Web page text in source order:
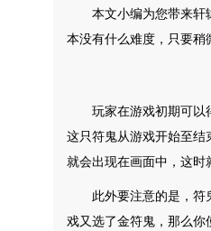
本文小编为您带来轩
本没有什么难度，只要稍
玩家在游戏初期可以
这只符鬼从游戏开始至结
就会出现在画面中，这时
此外要注意的是，符
戏又选了金符鬼，那么你